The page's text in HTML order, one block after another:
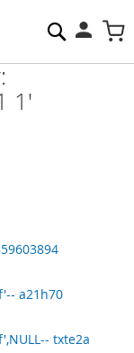
Pesquisa
1'
a21h70
txte2a